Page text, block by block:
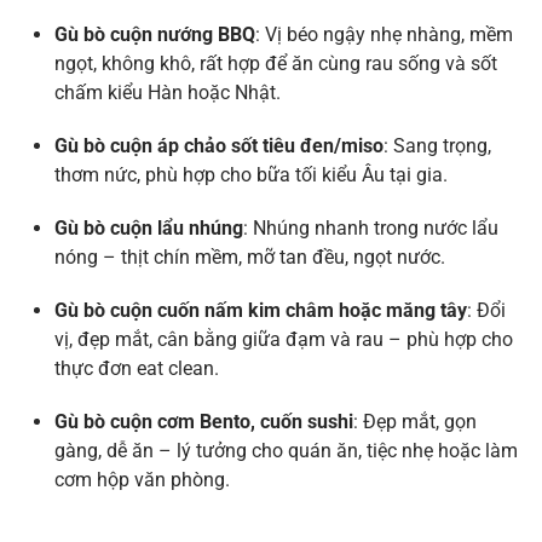
Gù bò cuộn nướng BBQ: Vị béo ngậy nhẹ nhàng, mềm
ngọt, không khô, rất hợp để ăn cùng rau sống và sốt
chấm kiểu Hàn hoặc Nhật.
Gù bò cuộn áp chảo sốt tiêu đen/miso: Sang trọng,
thơm nức, phù hợp cho bữa tối kiểu Âu tại gia.
Gù bò cuộn lẩu nhúng: Nhúng nhanh trong nước lẩu
nóng – thịt chín mềm, mỡ tan đều, ngọt nước.
Gù bò cuộn cuốn nấm kim châm hoặc măng tây: Đổi
vị, đẹp mắt, cân bằng giữa đạm và rau – phù hợp cho
thực đơn eat clean.
Gù bò cuộn cơm Bento, cuốn sushi: Đẹp mắt, gọn
gàng, dễ ăn – lý tưởng cho quán ăn, tiệc nhẹ hoặc làm
cơm hộp văn phòng.